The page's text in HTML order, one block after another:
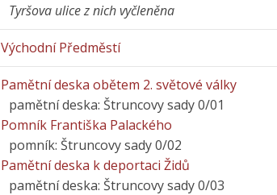
Tyršova ulice z nich vyčleněna
Východní Předměstí
Pamětní deska obětem 2. světové války
pamětní deska: Štruncovy sady 0/01
Pomník Františka Palackého
pomník: Štruncovy sady 0/02
Pamětní deska k deportaci Židů
pamětní deska: Štruncovy sady 0/03